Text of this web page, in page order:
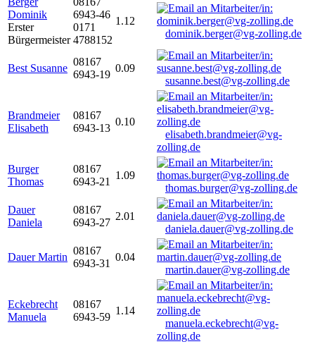
Dominik
Erster
Bürgermeister
6943-46
0171
4788152
1.12
dominik.berger@vg-zolling.de
Best Susanne
08167
6943-19
0.09
susanne.best@vg-zolling.de
Brandmeier
Elisabeth
08167
6943-13
0.10
elisabeth.brandmeier@vg-
zolling.de
Burger
Thomas
08167
6943-21
1.09
thomas.burger@vg-zolling.de
Dauer
Daniela
08167
6943-27
2.01
daniela.dauer@vg-zolling.de
Dauer Martin
08167
6943-31
0.04
martin.dauer@vg-zolling.de
Eckebrecht
Manuela
08167
6943-59
1.14
manuela.eckebrecht@vg-
zolling.de